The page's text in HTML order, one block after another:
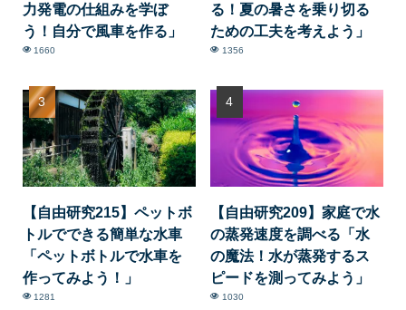
力発電の仕組みを学ぼ
う！自分で風車を作る」
1660
る！夏の暑さを乗り切る
ための工夫を考えよう」
1356
【自由研究215】ペットボ
トルでできる簡単な水車
「ペットボトルで水車を
作ってみよう！」
1281
【自由研究209】家庭で水
の蒸発速度を調べる「水
の魔法！水が蒸発するス
ピードを測ってみよう」
1030